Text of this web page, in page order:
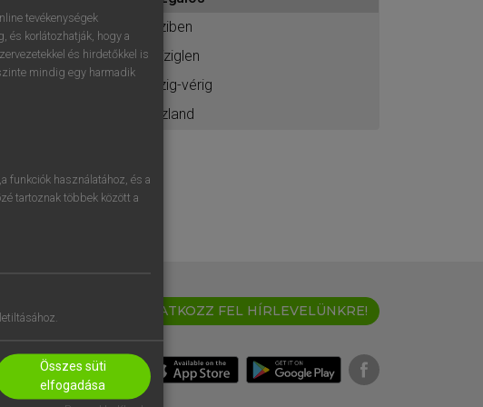
elindításához
ésbelépek.
íziben
-íziglen
ízig-vérig
Izland
IRATKOZZ FEL HÍRLEVELÜNKRE!
tevékenységek
és korlátozhatják, hogy a
és hirdetőkkel is
mindig egy harmadik
funkciók használatához, és a
tartoznak többek között a
Összes süti
elfogadása